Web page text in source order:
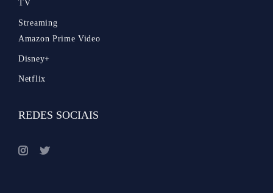
TV
Streaming
Amazon Prime Video
Disney+
Netflix
REDES SOCIAIS